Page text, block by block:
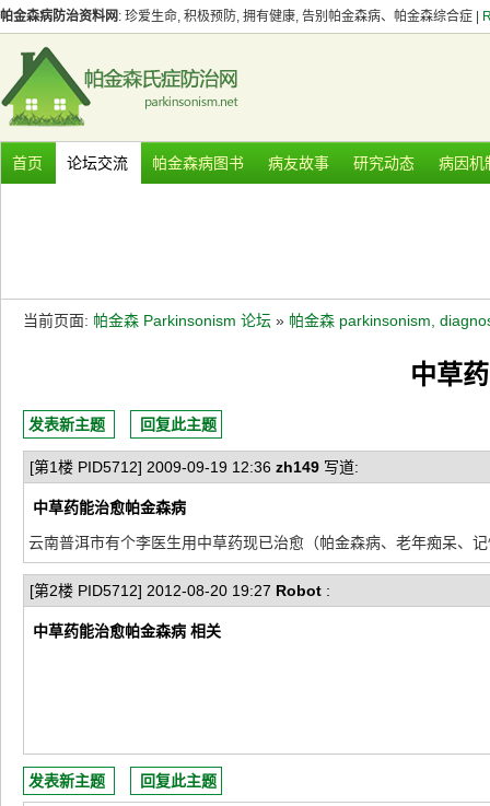
帕金森病防治资料网 : 珍爱生命, 积极预防, 拥有健康, 告别帕金森病、帕金森综合症 |
首页 论坛交流 帕金森病图书 病友故事 研究动态 病因机
当前页面: 帕金森 Parkinsonism 论坛 » 帕金森 parkinsonism,
中草
发表新主题 回复此主题
[第1楼 PID5712] 2009-09-19 12:36 zh149 写道:
中草药能治愈帕金森病
云南普洱市有个李医生用中草药现已治愈（帕金森病、老年痴呆、
[第2楼 PID5712] 2012-08-20 19:27 Robot :
中草药能治愈帕金森病 相关
发表新主题 回复此主题